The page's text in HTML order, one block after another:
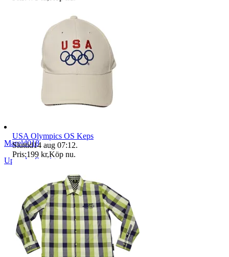
Mareld018
Uppsala
Sverige
USA Olympics OS Keps
Sluttid14 aug 07:12.
Pris:199 kr,Köp nu.